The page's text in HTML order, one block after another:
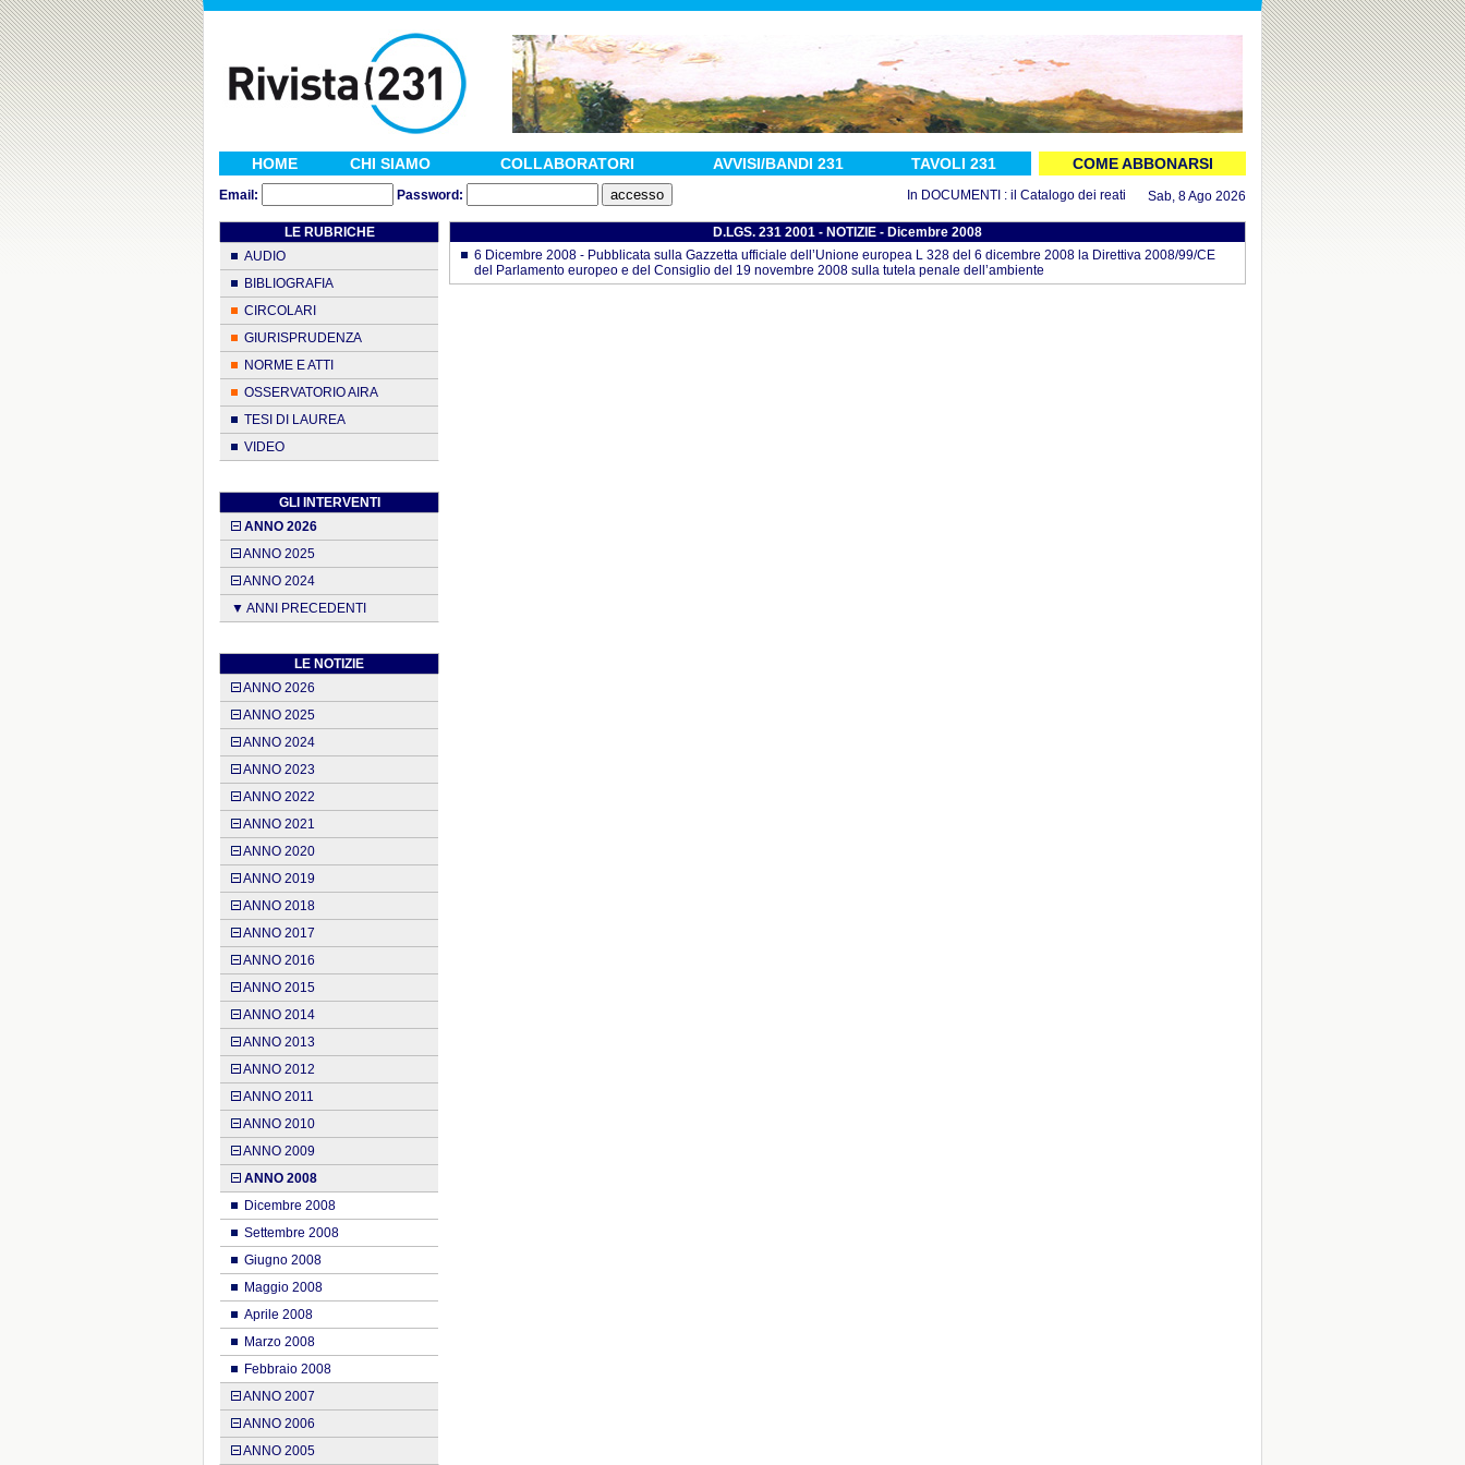
HOME CHI SIAMO COLLABORATORI AVVISI/BANDI 231 TAVOLI 231 COME ABBONARSI
Email: Password: In DOCUMENTI : il Catalogo dei reati aggiornato al 16 luglio 2026
Sab, 8 Ago 2026
LE RUBRICHE
AUDIO
BIBLIOGRAFIA
CIRCOLARI
GIURISPRUDENZA
NORME E ATTI
OSSERVATORIO AIRA
TESI DI LAUREA
VIDEO
GLI INTERVENTI
ANNO 2026
ANNO 2025
ANNO 2024
▼ ANNI PRECEDENTI
LE NOTIZIE
ANNO 2026
ANNO 2025
ANNO 2024
ANNO 2023
ANNO 2022
ANNO 2021
ANNO 2020
ANNO 2019
ANNO 2018
ANNO 2017
ANNO 2016
ANNO 2015
ANNO 2014
ANNO 2013
ANNO 2012
ANNO 2011
ANNO 2010
ANNO 2009
ANNO 2008
Dicembre 2008
Settembre 2008
Giugno 2008
Maggio 2008
Aprile 2008
Marzo 2008
Febbraio 2008
ANNO 2007
ANNO 2006
ANNO 2005
D.LGS. 231 2001 - NOTIZIE - Dicembre 2008
6 Dicembre 2008 - Pubblicata sulla Gazzetta ufficiale dell’Unione europea L 328 del 6 dicembre 2008 la Direttiva 2008/99/CE
del Parlamento europeo e del Consiglio del 19 novembre 2008 sulla tutela penale dell’ambiente